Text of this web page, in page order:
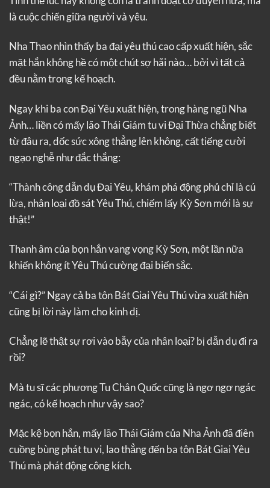
là cuộc chiến giữa người và yêu.
Nha Thao nhìn thấy ba đại yêu thú cao cấp xuất hiện, sắc
mặt hắn không hề có một chút sợ hãi nào… bởi vì tất cả
đều nằm trong kế hoạch.
Ngay khi ba con Đại Yêu xuất hiện, trong hàng ngũ Nha
Ảnh… liền có mấy lão Thái Giám tu vi Đại Thừa chẳng biết
từ đâu ra, dốc sức xông thẳng lên không, cất tiếng cười
ngạo nghễ như đắc thắng:
“Thành công dẫn dụ Đại Yêu, khám phá động phủ chỉ là cú
lừa, nhân loại đồ sát Yêu Thú, chiếm lấy Kỳ Sơn mới là sự
thật!”
Thanh âm của bọn hắn vang vọng Kỳ Sơn, một lần nữa
khiến không ít Yêu Thú cường đại biến sắc.
“Cái gì?” Ngay cả ba tôn Bát Giai Yêu Thú vừa xuất hiện
cũng bị lời này làm cho kinh dị.
Chẳng lẽ thật sự rơi vào bẫy của nhân loại? bị dẫn dụ đi ra
rồi?
Mà tu sĩ các phương Tu Chân Quốc cũng là ngơ ngơ ngác
ngác, có kế hoạch như vậy sao?
Mặc kệ bọn hắn, mấy lão Thái Giám của Nha Ảnh đã điên
cuồng bùng phát tu vi, lao thẳng đến ba tôn Bát Giai Yêu
Thú mà phát động công kích.